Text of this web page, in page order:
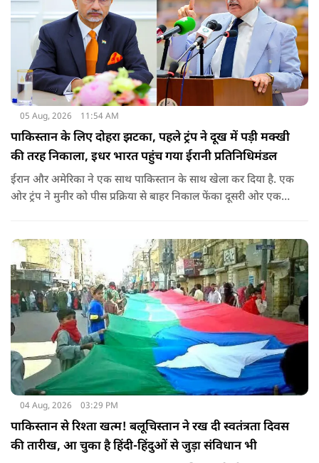
05 Aug, 2026 11:54 AM
पाकिस्तान के लिए दोहरा झटका, पहले ट्रंप ने दूख में पड़ी मक्खी
की तरह निकाला, इधर भारत पहुंच गया ईरानी प्रतिनिधिमंडल
ईरान और अमेरिका ने एक साथ पाकिस्तान के साथ खेला कर दिया है. एक
ओर ट्रंप ने मुनीर को पीस प्रक्रिया से बाहर निकाल फेंका दूसरी ओर एक
04 Aug, 2026 03:29 PM
पाकिस्तान से रिश्ता खत्म! बलूचिस्तान ने रख दी स्वतंत्रता दिवस
की तारीख, आ चुका है हिंदी-हिंदुओं से जुड़ा संविधान भी